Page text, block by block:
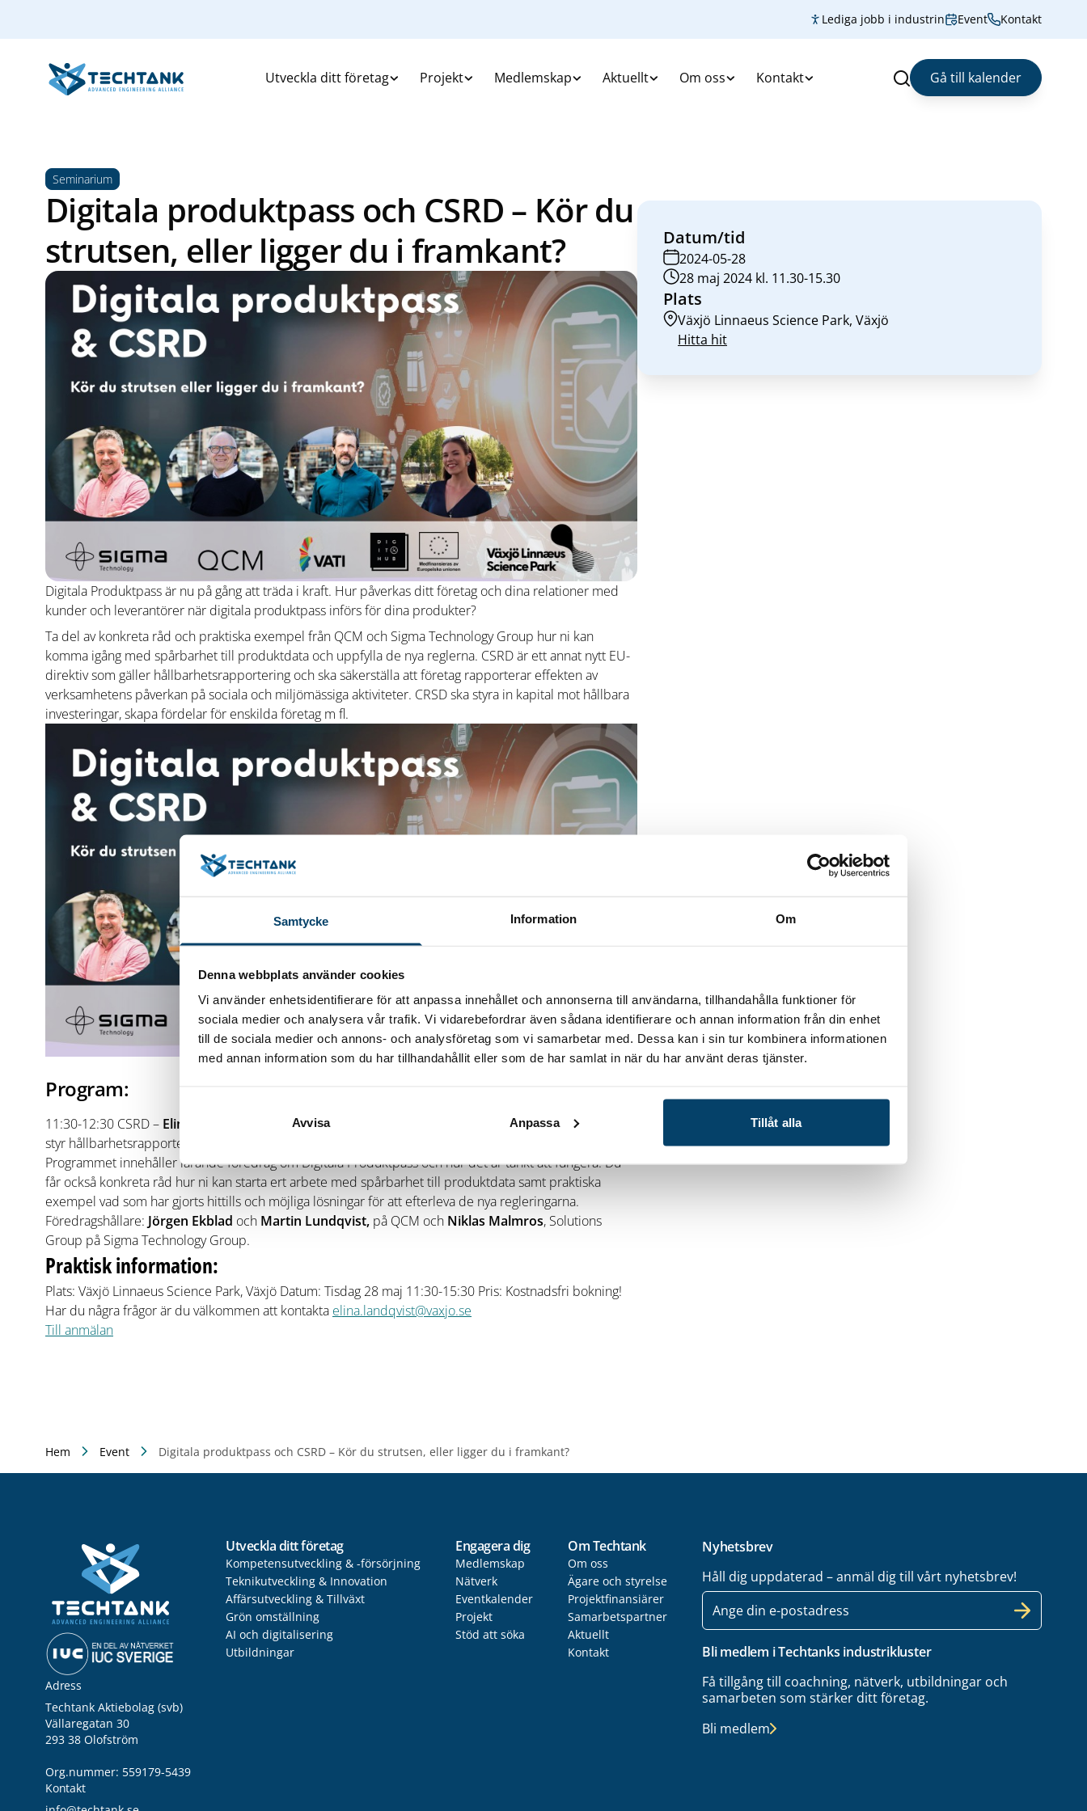
Samtycke Information Om
Denna webbplats använder cookies
Vi använder enhetsidentifierare för att anpassa innehållet och annonserna till användarna, tillhandahålla funktioner för
sociala medier och analysera vår trafik. Vi vidarebefordrar även sådana identifierare och annan information från din enhet
till de sociala medier och annons- och analysföretag som vi samarbetar med. Dessa kan i sin tur kombinera informationen
med annan information som du har tillhandahållit eller som de har samlat in när du har använt deras tjänster.
Avvisa Anpassa Tillåt alla
Lediga jobb i industrin Event Kontakt
Utveckla ditt företag Projekt Medlemskap Aktuellt Om oss Kontakt Sök Gå till kalender
Seminarium
Digitala produktpass och CSRD – Kör du
strutsen, eller ligger du i framkant?
Digitala Produktpass är nu på gång att träda i kraft. Hur påverkas ditt företag och dina relationer med
kunder och leverantörer när digitala produktpass införs för dina produkter?
Ta del av konkreta råd och praktiska exempel från QCM och Sigma Technology Group hur ni kan
komma igång med spårbarhet till produktdata och uppfylla de nya reglerna. CSRD är ett annat nytt EU-
direktiv som gäller hållbarhetsrapportering och ska säkerställa att företag rapporterar effekten av
verksamhetens påverkan på sociala och miljömässiga aktiviteter. CRSD ska styra in kapital mot hållbara
investeringar, skapa fördelar för enskilda företag m fl.
Program:
11:30-12:30 CSRD – Elin Atlas-Björklund
från VATI of Sweden berättar om det nya EU-direktivet som
styr hållbarhetsrapportering 12:30-13:15 Lunch och mingel 13:15 -15:30
Programmet innehåller lärande föredrag om Digitala Produktpass och hur det är tänkt att fungera. Du
får också konkreta råd hur ni kan starta ert arbete med spårbarhet till produktdata samt praktiska
exempel vad som har gjorts hittills och möjliga lösningar för att efterleva de nya regleringarna.
Föredragshållare: Jörgen Ekblad och Martin Lundqvist, på QCM och Niklas Malmros, Solutions
Group på Sigma Technology Group.
Praktisk information:
Plats: Växjö Linnaeus Science Park, Växjö Datum: Tisdag 28 maj 11:30-15:30 Pris: Kostnadsfri bokning!
Har du några frågor är du välkommen att kontakta elina.landqvist@vaxjo.se
Till anmälan
Datum/tid
2024-05-28
28 maj 2024 kl. 11.30-15.30
Plats
Växjö Linnaeus Science Park, Växjö
Hitta hit
Hem Event Digitala produktpass och CSRD – Kör du strutsen, eller ligger du i framkant?
Adress
Techtank Aktiebolag (svb)
Vällaregatan 30
293 38 Olofström
Org.nummer: 559179-5439
Kontakt
Utveckla ditt företag
Kompetensutveckling & -försörjning
Teknikutveckling & Innovation
Affärsutveckling & Tillväxt
Grön omställning
AI och digitalisering
Utbildningar
Engagera dig
Medlemskap
Nätverk
Eventkalender
Projekt
Stöd att söka
Om Techtank
Om oss
Ägare och styrelse
Projektfinansiärer
Samarbetspartner
Aktuellt
Kontakt
Nyhetsbrev
Håll dig uppdaterad – anmäl dig till vårt nyhetsbrev!
E-
post
Bli medlem i Techtanks industrikluster
Få tillgång till coachning, nätverk, utbildningar och
samarbeten som stärker ditt företag.
Bli medlem